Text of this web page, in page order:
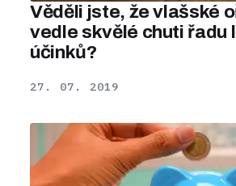
Věděli jste, že vlašské
vedle skvělé chuti řadu
účinků?
27. 07. 2019